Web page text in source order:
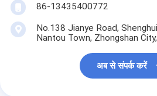
86-13435400772
No.138 Jianye Road,
Nantou Town, Zhongshan
अब से संपर्क करें